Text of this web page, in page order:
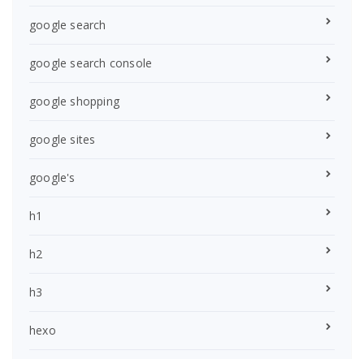
google search
google search console
google shopping
google sites
google's
h1
h2
h3
hexo